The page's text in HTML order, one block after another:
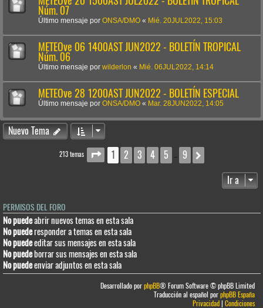
Núm. 07
Último mensaje por ONSA/DMO « Mié. 20JUL2022, 15:03
METEOve 06 1400AST JUN2022 - BOLETÍN TROPICAL
Núm. 06
Último mensaje por wilderlon « Mié. 06JUL2022, 14:14
METEOve 28 1200AST JUN2022 - BOLETÍN ESPECIAL
Último mensaje por ONSA/DMO « Mar. 28JUN2022, 14:05
Nuevo Tema
213 temas Página1 de
1 2 3 4 5 … 9
Ir a
PERMISOS DEL FORO
No puedeabrir nuevos temas en esta sala
No puederesponder a temas en esta sala
No puedeeditar sus mensajes en esta sala
No puedeborrar sus mensajes en esta sala
No puedeenviar adjuntos en esta sala
Desarrollado porphpBB® Forum Software © phpBB Limited
Traducción al español porphpBB España
Privacidad|Condiciones